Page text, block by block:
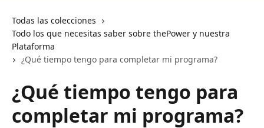
Todas las colecciones
Todo los que necesitas saber sobre thePower y nuestra
Plataforma
¿Qué tiempo tengo para completar mi programa?
¿Qué tiempo tengo para
completar mi programa?